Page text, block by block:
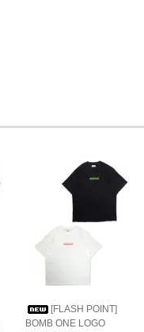
[FLASH POINT]
BOMB ONE LOGO